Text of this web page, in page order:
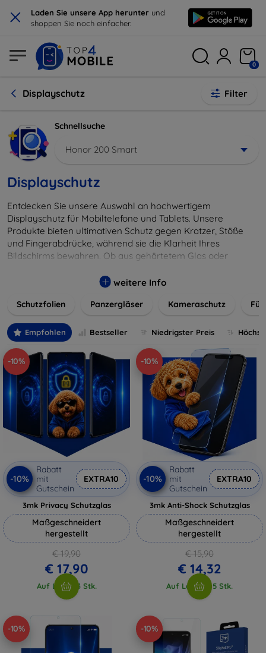
× Laden Sie unsere App herunter und
shoppen Sie noch einfacher.
0
Displayschutz Filter
Schnellsuche
Honor 200 Smart
Displayschutz
Entdecken Sie unsere Auswahl an hochwertigem
Displayschutz für Mobiltelefone und Tablets. Unsere
Produkte bieten ultimativen Schutz gegen Kratzer, Stöße
und Fingerabdrücke, während sie die Klarheit Ihres
Bildschirms bewahren. Ob aus gehärtetem Glas oder
installieren und passgenau für jedes Gerät, um eine
wertvolles Gerät mit unseren langlebigen und zuverlässigen
digitales Erlebnis.
weitere Info
Schutzfolien Panzergläser Kameraschutz
Empfohlen Bestseller Niedrigster Preis
-10%
-10%
Rabatt
mit
Gutschein
EXTRA10
3mk Privacy Schutzglas
Maßgeschneidert
hergestellt
€ 19,90
€ 17,90
Auf Lager 3 Stk.
-10%
-10%
Rabatt
mit
Gutschein
EXTRA10
3mk Anti-Shock Schutzglas
Maßgeschneidert
hergestellt
€ 15,90
€ 14,32
Auf Lager > 5 Stk.
-10% -10%